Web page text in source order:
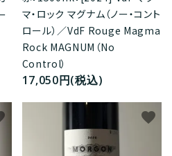
マ・ロック マグナム（ノー・コント
ロール）／VdF Rouge Magma
Rock MAGNUM（No
Control）
17,050円(税込)
favorite